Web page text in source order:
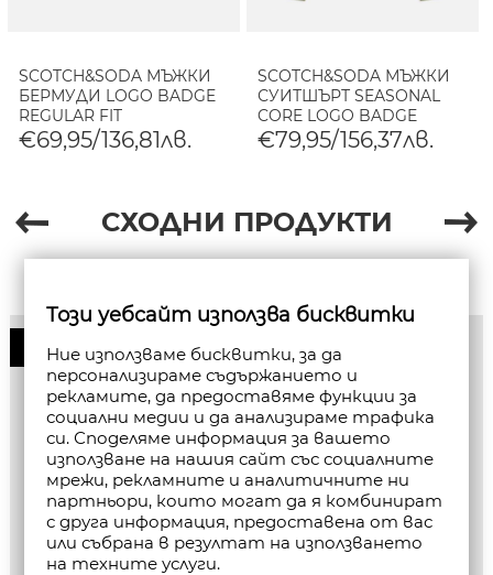
SCOTCH&SODA МЪЖКИ
БЕРМУДИ LOGO BADGE
REGULAR FIT
SWEATSHORTS - EGGNOG
€69,95/136,81лв.
SCOTCH&SODA МЪЖКИ
СУИТШЪРТ SEASONAL
CORE LOGO BADGE
REGULAR FIT - OIL GREEN
€79,95/156,37лв.
СХОДНИ ПРОДУКТИ
50%
Този уебсайт използва бисквитки
Ние използваме бисквитки, за да
персонализираме съдържанието и
рекламите, да предоставяме функции за
социални медии и да анализираме трафика
си. Споделяме информация за вашето
използване на нашия сайт със социалните
мрежи, рекламните и аналитичните ни
партньори, които могат да я комбинират
с друга информация, предоставена от вас
или събрана в резултат на използването
на техните услуги.